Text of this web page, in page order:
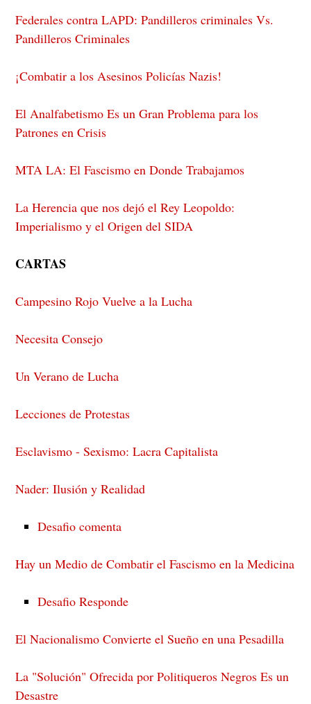
Federales contra LAPD: Pandilleros criminales Vs.
Pandilleros Criminales
¡Combatir a los Asesinos Policías Nazis!
El Analfabetismo Es un Gran Problema para los
Patrones en Crisis
MTA LA: El Fascismo en Donde Trabajamos
La Herencia que nos dejó el Rey Leopoldo:
Imperialismo y el Origen del SIDA
CARTAS
Campesino Rojo Vuelve a la Lucha
Necesita Consejo
Un Verano de Lucha
Lecciones de Protestas
Esclavismo - Sexismo: Lacra Capitalista
Nader: Ilusión y Realidad
Desafio comenta
Hay un Medio de Combatir el Fascismo en la Medicina
Desafio Responde
El Nacionalismo Convierte el Sueño en una Pesadilla
La "Solución" Ofrecida por Politiqueros Negros Es un
Desastre